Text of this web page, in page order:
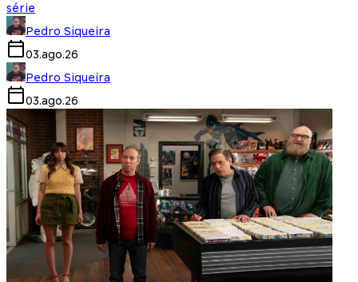
série
Pedro Siqueira
03.ago.26
Pedro Siqueira
03.ago.26